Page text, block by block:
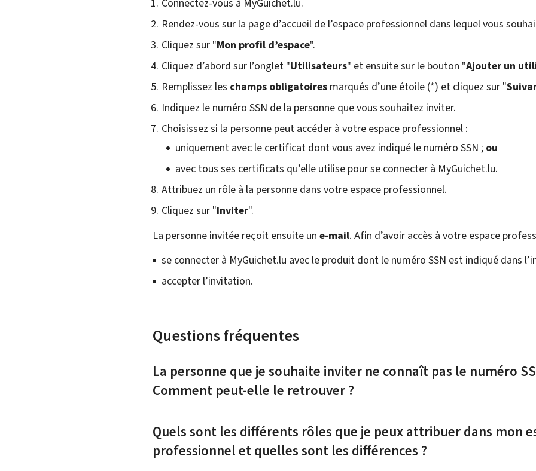
Rendez-vous sur la page d’accueil de l’espace professionnel dans lequel vous
Cliquez sur "Mon profil d’espace".
Cliquez d’abord sur l’onglet "Utilisateurs" et ensuite sur le bouton "Ajouter un
Remplissez les champs obligatoires marqués d’une étoile (*) et cliquez sur "
Indiquez le numéro SSN de la personne que vous souhaitez inviter.
Choisissez si la personne peut accéder à votre espace professionnel :
uniquement avec le certificat dont vous avez indiqué le numéro SSN ; ou
avec tous ses certificats qu’elle utilise pour se connecter à MyGuichet.lu.
Attribuez un rôle à la personne dans votre espace professionnel.
Cliquez sur "Inviter".
La personne invitée reçoit ensuite une-mail. Afin d’avoir accès à votre espace
se connecter à MyGuichet.lu avec le produit dont le numéro SSN est indiqué dans
accepter l’invitation.
Questions fréquentes
La personne que je souhaite inviter ne connaît pas le numéro
Comment peut-elle le retrouver ?
Quels sont les différents rôles que je peux attribuer dans mon
professionnel et quelles sont les différences ?